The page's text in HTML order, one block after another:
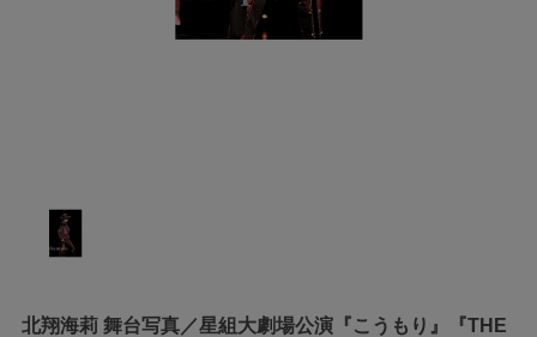
北翔海莉 舞台写真／星組大劇場公演『こうもり』『THE